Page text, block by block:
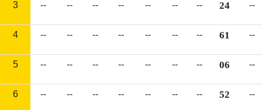
3 -- -- -- -- -- -- -- 24 --
4 -- -- -- -- -- -- -- 61 --
5 -- -- -- -- -- -- -- 06 --
6 -- -- -- -- -- -- -- 52 --